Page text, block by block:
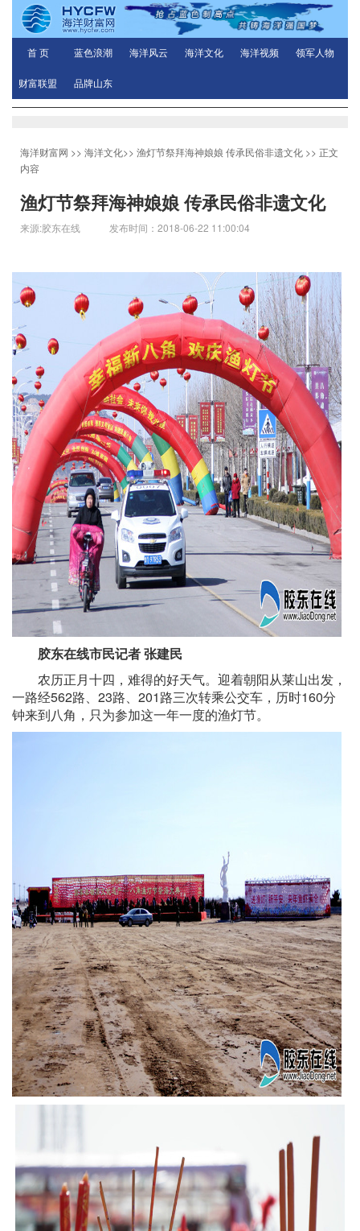
首 页 蓝色浪潮 海洋风云 海洋文化 海洋视频 领军人物
财富联盟 品牌山东
海洋财富网 >> 海洋文化>> 渔灯节祭拜海神娘娘 传承民俗非遗文化 >> 正文
内容
渔灯节祭拜海神娘娘 传承民俗非遗文化
来源:胶东在线 发布时间：2018-06-22 11:00:04
胶东在线市民记者 张建民
农历正月十四，难得的好天气。迎着朝阳从莱山出发，
一路经562路、23路、201路三次转乘公交车，历时160分
钟来到八角，只为参加这一年一度的渔灯节。